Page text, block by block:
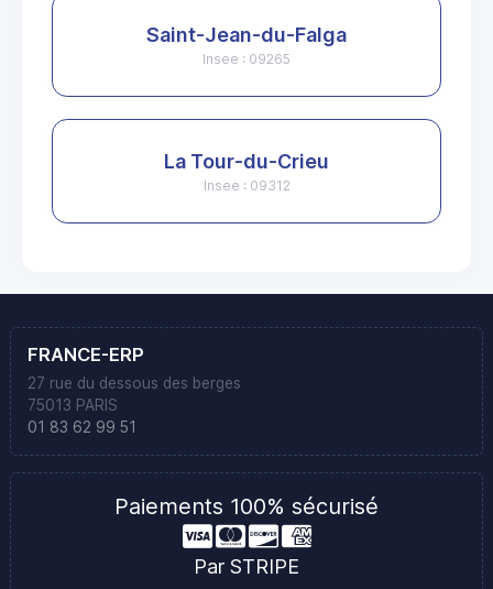
Saint-Jean-du-Falga
Insee : 09265
La Tour-du-Crieu
Insee : 09312
FRANCE-ERP
27 rue du dessous des berges
75013 PARIS
01 83 62 99 51
Paiements 100% sécurisé
Par STRIPE